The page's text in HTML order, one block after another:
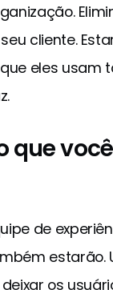
cliente.
eles
que
de
os